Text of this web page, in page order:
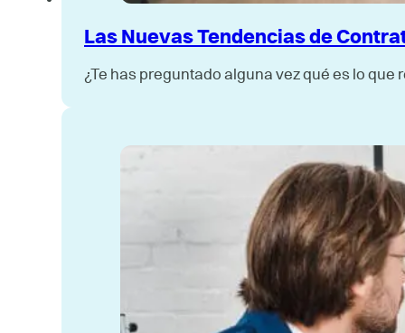
Las Nuevas Tendencias de
¿Te has preguntado alguna vez qué es lo